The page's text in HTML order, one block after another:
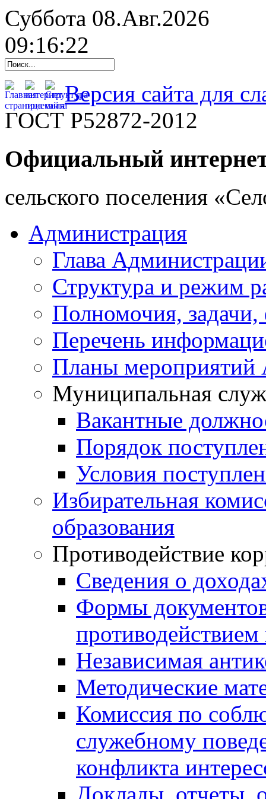
Суббота 08.Авг.2026
09:16:23
Версия сайта для
ГОСТ Р52872-2012
Официальный
cельского поселения
Администрация
Глава
Структура и режим
Полномочия,
Перечень
Планы мероприятий
Муниципальная
Вакантные
Порядок
Условия
Избирательная
образования
Противодействие
Сведения о
Формы
Независимая
Методические
Комиссия по
служебному
конфликта